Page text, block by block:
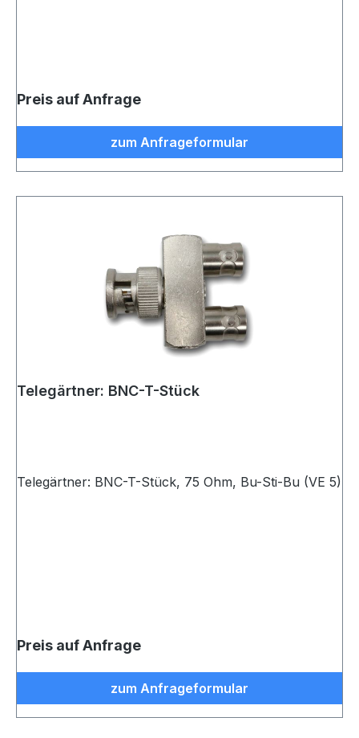
Preis auf Anfrage
zum Anfrageformular
Telegärtner: BNC-T-Stück
Telegärtner: BNC-T-Stück, 75 Ohm, Bu-Sti-Bu (VE 5)
Preis auf Anfrage
zum Anfrageformular